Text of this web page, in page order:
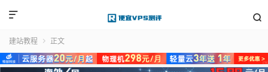


建站教程  正文